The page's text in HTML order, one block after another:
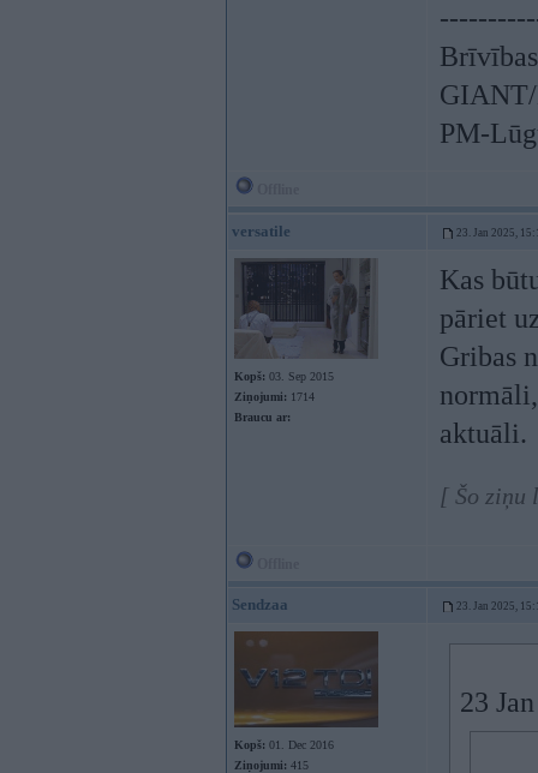
GIANT/
PM-
versatile 23. Jan 2025,
Kopš: 03. Sep 2015
Ziņojumi: 1714
Braucu ar:
Kas
pāriet
Gribas
aktuāli.
[ Šo ziņu
Sendzaa 23. Jan 2025,
Kopš: 01. Dec 2016
Ziņojumi: 415
23